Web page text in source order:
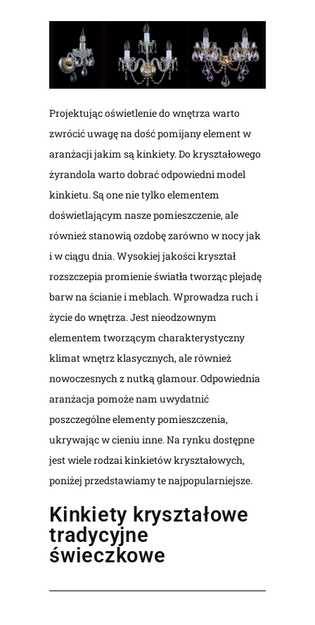
Projektując oświetlenie do wnętrza warto
zwrócić uwagę na dość pomijany element w
aranżacji jakim są kinkiety. Do kryształowego
żyrandola warto dobrać odpowiedni model
kinkietu. Są one nie tylko elementem
doświetlającym nasze pomieszczenie, ale
również stanowią ozdobę zarówno w nocy jak
i w ciągu dnia. Wysokiej jakości kryształ
rozszczepia promienie światła tworząc plejadę
barw na ścianie i meblach. Wprowadza ruch i
życie do wnętrza. Jest nieodzownym
elementem tworzącym charakterystyczny
klimat wnętrz klasycznych, ale również
nowoczesnych z nutką glamour. Odpowiednia
aranżacja pomoże nam uwydatnić
poszczególne elementy pomieszczenia,
ukrywając w cieniu inne. Na rynku dostępne
jest wiele rodzai kinkietów kryształowych,
poniżej przedstawiamy te najpopularniejsze.
Kinkiety kryształowe
tradycyjne
świeczkowe